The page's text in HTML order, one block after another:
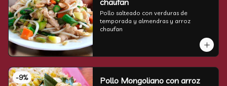
chaufan
Pollo salteado con verduras de
temporada y almendras y arroz
chaufan
-9%
Pollo Mongoliano con arroz